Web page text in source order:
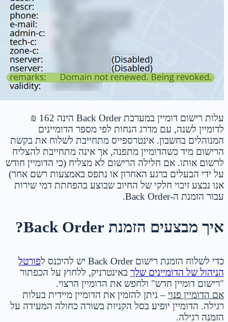
עלות רישום דומיין במערכת Back Order הינה 162 ₪
לדומיין לשנה, עם מדרג הנחות לפי מספר הדומיינים
המנוהלים בחשבון. אינטרספייס מתחייבת לשלוח את בקשת
הרישום מיד כשהדומיין מתפנה, אך אינה מתחייבת להצליח
לרשום אותו. אם חלילה הרישום לא מצליח (כי הדומיין חודש
על ידי הבעלים ברגע האחרון או נתפס באמצעות רשם אחר)
אנו נבצע זיכוי חלקי של החיוב שבוצע בהפחתת דמי שירות
עבור הזמנת ה-Back Order.
איך מבצעים הזמנת Back Order?
כדי לשלוח הזמנת רישום Back Order יש להיכנס ל
פורטל
הניהול של הדומיינים שלךבאינטרניק, ללחוץ על הכפתור
"רישום דומיין חדש" ולחפש את הדומיין הרצוי.
אם הדומיין פנוי– ניתן להזמין את הדומיין מיידית בעלות
רגילה. הדומיין יופיע בסל הקניות בשורה כחולה המעידה על
הזמנה רגילה.